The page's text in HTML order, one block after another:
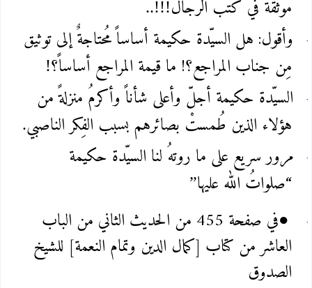
مُوثّقة في كُتب الرجال..!!!
وأقول: هل السيّدة حكيمة أساساً مُحتاجةٌ إلى توثيق
مِن جناب المراجع؟! ما قيمة المراجع أساساً؟!
السيّدة حكيمة أجلّ وأعلى شأناً وأكرمُ منزلةً من
هؤلاء الذين طُمستْ بصائرهم بسبب الفِكر الناصبي.
مرور سريع على ما روتهُ لنا السيّدة حكيمة
“صلواتُ الله عليها”
●
في صفحة 455 من الحديث الثاني من الباب
العاشر من كتاب [كمال الدين وتمام النعمة] للشيخ
الصدوق